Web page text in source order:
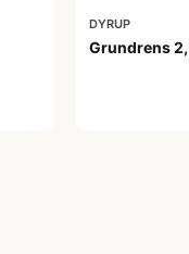
DYRUP
Grundrens